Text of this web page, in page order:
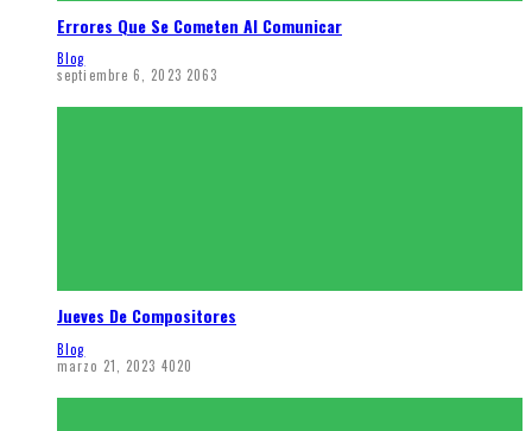
Errores Que Se Cometen Al Comunicar
Blog
septiembre 6, 2023 2063
Jueves De Compositores
Blog
marzo 21, 2023 4020